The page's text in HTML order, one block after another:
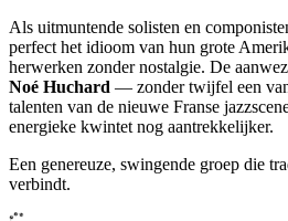
Als uitmuntende solisten en
perfect het idioom van hun grote
herwerken zonder nostalgie. De
Noé Huchard — zonder twijfel een
talenten van de nieuwe Franse
energieke kwintet nog aantrekkelijker.
Een genereuze, swingende groep die
verbindt.